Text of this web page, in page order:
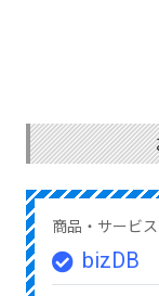
商品・サービ
bizDB